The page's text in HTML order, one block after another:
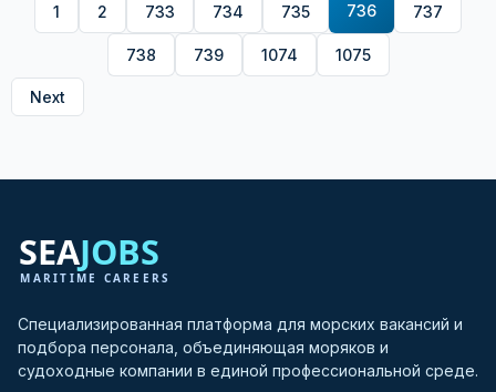
1 2 733 734 735 736 737
738 739 1074 1075
Next
Специализированная платформа для морских вакансий и
подбора персонала, объединяющая моряков и
судоходные компании в единой профессиональной среде.